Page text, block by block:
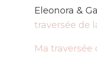
Eleonora &
traversée de
Ma traversée